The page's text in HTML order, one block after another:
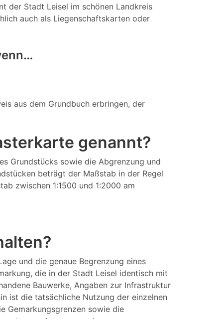
der Stadt Leisel im schönen Landkreis
auch als Liegenschaftskarten oder
aus dem Grundbuch erbringen, der
genannt?
Grundstücks sowie die Abgrenzung und
beträgt der Maßstab in der Regel
zwischen 1:1500 und 1:2000 am
und die genaue Begrenzung eines
die in der Stadt Leisel identisch mit
Bauwerke, Angaben zur Infrastruktur
ist die tatsächliche Nutzung der einzelnen
Gemarkungsgrenzen sowie die